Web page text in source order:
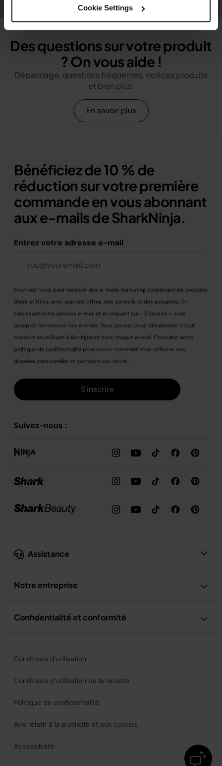
Cookie Settings
Des questions sur votre produit
? On vous aide !
Dépannage, questions fréquentes, notices produits
et bien plus.
En savoir plus
Assistance
Notre entreprise
Confidentialité et conformité
Bénéficiez de 10 % de
réduction sur votre première
commande en vous abonnant
aux e-mails de SharkNinja.
Entrez votre adresse e-mail
Inscrivez-vous pour recevoir des e-mails marketing concernant les produits
Shark et Ninja, ainsi que des offres, des conseils et des actualités. En
saisissant votre adresse e-mail et en cliquant sur « S'inscrire », vous
acceptez de recevoir ces e-mails. Vous pouvez vous désabonner à tout
moment en utilisant le lien figurant dans chaque e-mail. Consultez notre
politique de confidentialité pour savoir comment nous utilisons vos
données personnelles et connaître vos droits.
S'inscrire
Suivez-nous :
Conditions d’utilisation
Conditions d’utilisation de la recette
Politique de confidentialité
Avis relatif à la publicité et aux cookies
Accessibilité